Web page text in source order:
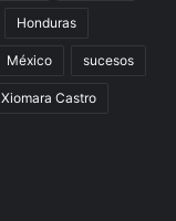
Honduras
México sucesos
Xiomara Castro